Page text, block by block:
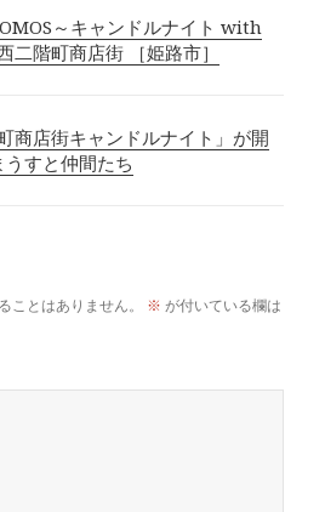
～キャンドルナイト with
階町商店街 ［姫路市］
商店街キャンドルナイト」が開
すと仲間たち
ことはありません。 ※ が付いている欄は